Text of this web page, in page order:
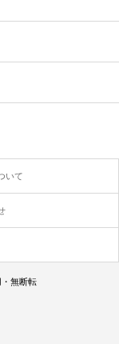
いて
無断転